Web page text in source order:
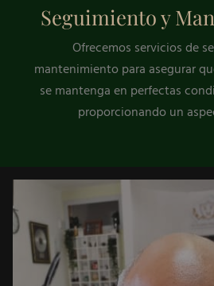
Seguimiento y
Ofrecemos servicios de
mantenimiento para asegurar
se mantenga en perfectas
proporcionando un